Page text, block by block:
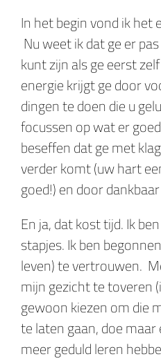
In het begin vond ik het
Nu weet ik dat ge er
kunt zijn als ge eerst
energie krijgt ge door
dingen te doen die u
focussen op wat er
beseffen dat ge met
verder komt (uw hart
goed!) en door
En ja, dat kost tijd. Ik
stapjes. Ik ben
leven) te vertrouwen.
mijn gezicht te toveren
gewoon kiezen om die
te laten gaan, doe
meer geduld leren